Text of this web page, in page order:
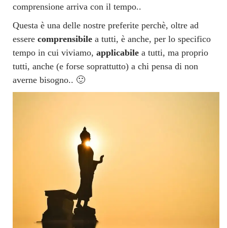
comprensione arriva con il tempo..
Questa è una delle nostre preferite perchè, oltre ad
essere comprensibile a tutti, è anche, per lo specifico
tempo in cui viviamo, applicabile a tutti, ma proprio
tutti, anche (e forse soprattutto) a chi pensa di non
averne bisogno.. 🙂